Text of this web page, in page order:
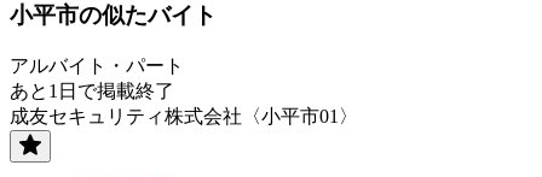
小平市の似たバイト
アルバイト・パート
あと1日で掲載終了
成友セキュリティ株式会社〈小平市01〉